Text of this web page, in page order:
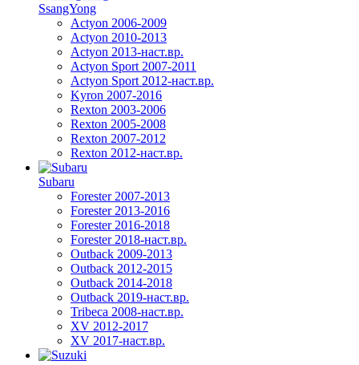
SsangYong
Actyon 2006-2009
Actyon 2010-2013
Actyon 2013-наст.вр.
Actyon Sport 2007-2011
Actyon Sport 2012-наст.вр.
Kyron 2007-2016
Rexton 2003-2006
Rexton 2005-2008
Rexton 2007-2012
Rexton 2012-наст.вр.
Subaru
Forester 2007-2013
Forester 2013-2016
Forester 2016-2018
Forester 2018-наст.вр.
Outback 2009-2013
Outback 2012-2015
Outback 2014-2018
Outback 2019-наст.вр.
Tribeca 2008-наст.вр.
XV 2012-2017
XV 2017-наст.вр.